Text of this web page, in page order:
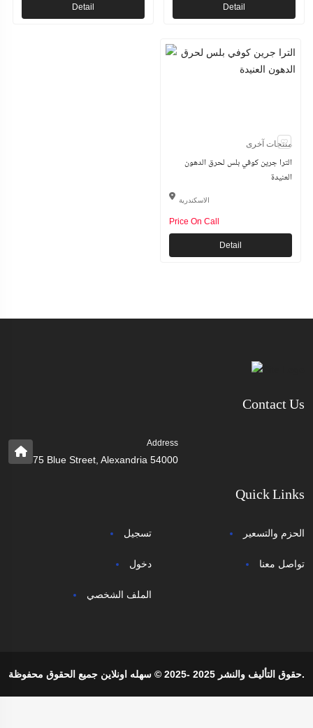
Detail Detail
منتجات آخرى
الترا جرين كوفي بلس لحرق الدهون
العنيدة
الاسكندرية
Price On Call
Detail
Contact Us
Address
75 Blue Street, Alexandria 54000
Quick Links
تسجيل
دخول
الملف الشخصي
الحزم والتسعير
تواصل معنا
حقوق التأليف والنشر 2025 -2025 © سهله اونلاين جميع الحقوق محفوظة.